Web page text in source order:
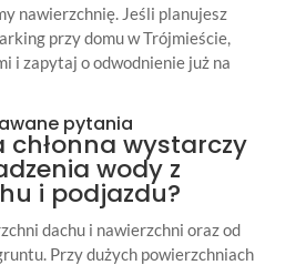
nawierzchnię. Jeśli planujesz
przy domu w Trójmieście,
i zapytaj o odwodnienie już na
pytania
chłonna wystarczy
wody z
i podjazdu?
dachu i nawierzchni oraz od
Przy dużych powierzchniach